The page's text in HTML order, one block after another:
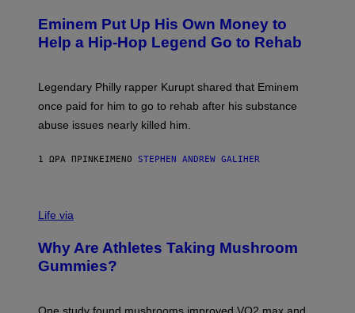
O
B
Y
R
N
.
H
G
E
T
I
Eminem Put Up His Own Money to
Help a Hip-Hop Legend Go to Rehab
Legendary Philly rapper Kurupt shared that Eminem
once paid for him to go to rehab after his substance
abuse issues nearly killed him.
1 ΏΡΑ ΠΡΙΝΚΕΊΜΕΝΟ STEPHEN ANDREW GALIHER
Life via
Why Are Athletes Taking Mushroom
Gummies?